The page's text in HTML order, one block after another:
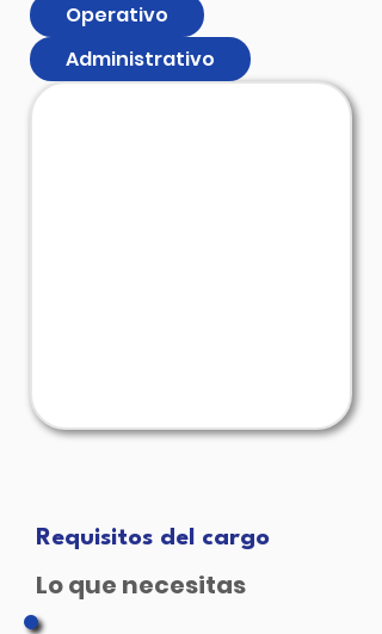
Operativo
Administrativo
Requisitos del cargo
Lo que necesitas